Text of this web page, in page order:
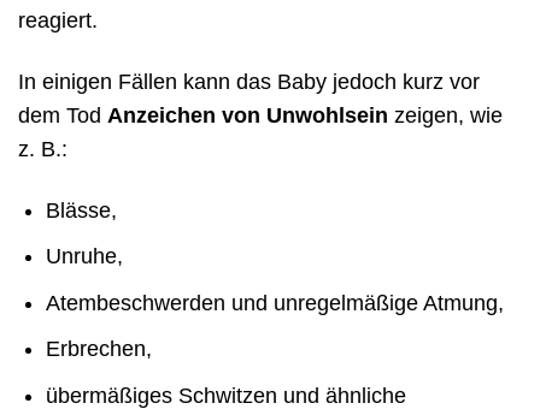
reagiert.
In einigen Fällen kann das Baby jedoch kurz vor
dem Tod Anzeichen von Unwohlsein zeigen, wie
z. B.:
Blässe,
Unruhe,
Atembeschwerden und unregelmäßige Atmung,
Erbrechen,
übermäßiges Schwitzen und ähnliche